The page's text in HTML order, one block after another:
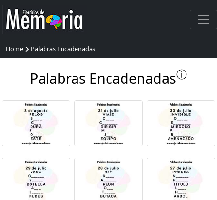
Home Palabras Encadenadas
Palabras Encadenadasⓘ